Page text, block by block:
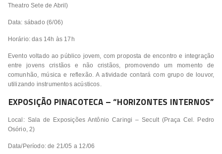
Theatro Sete de Abril)
Data: sábado (6/06)
Horário: das 14h às 17h
Evento voltado ao público jovem, com proposta de encontro e integração
entre jovens cristãos e não cristãos, promovendo um momento de
comunhão, música e reflexão. A atividade contará com grupo de louvor,
utilizando instrumentos acústicos.
EXPOSIÇÃO PINACOTECA – “HORIZONTES INTERNOS”
Local: Sala de Exposições Antônio Caringi – Secult (Praça Cel. Pedro
Osório, 2)
Data/Período: de 21/05 a 12/06